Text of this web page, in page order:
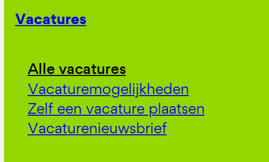
Vacatures
Alle vacatures
Vacaturemogelijkheden
Zelf een vacature plaatsen
Vacaturenieuwsbrief